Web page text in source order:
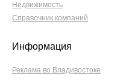
Недвижимость
Справочник компаний
Информация
Реклама во Владивостоке